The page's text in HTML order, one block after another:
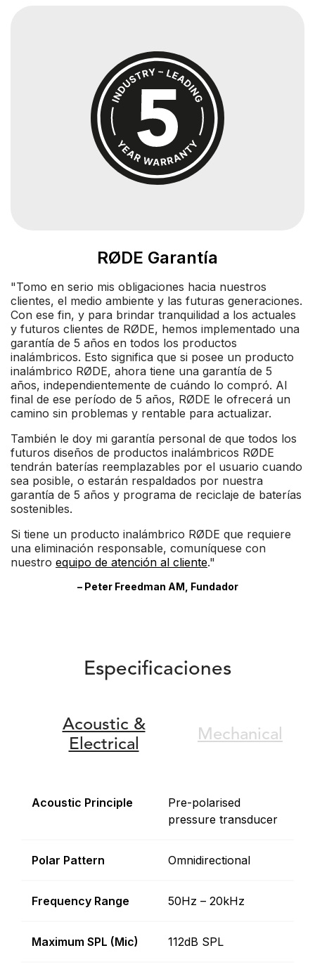
RØDE Garantía
"Tomo en serio mis obligaciones hacia nuestros
clientes, el medio ambiente y las futuras generaciones.
Con ese fin, y para brindar tranquilidad a los actuales
y futuros clientes de RØDE, hemos implementado una
garantía de 5 años en todos los productos
inalámbricos. Esto significa que si posee un producto
inalámbrico RØDE, ahora tiene una garantía de 5
años, independientemente de cuándo lo compró. Al
final de ese período de 5 años, RØDE le ofrecerá un
camino sin problemas y rentable para actualizar.
También le doy mi garantía personal de que todos los
futuros diseños de productos inalámbricos RØDE
tendrán baterías reemplazables por el usuario cuando
sea posible, o estarán respaldados por nuestra
garantía de 5 años y programa de reciclaje de baterías
sostenibles.
Si tiene un producto inalámbrico RØDE que requiere
una eliminación responsable, comuníquese con
nuestro equipo de atención al cliente."
– Peter Freedman AM, Fundador
Especificaciones
Acoustic &
Electrical
Mechanical
Acoustic Principle
Pre-polarised
pressure transducer
Polar Pattern Omnidirectional
Frequency Range 50Hz – 20kHz
Maximum SPL (Mic) 112dB SPL